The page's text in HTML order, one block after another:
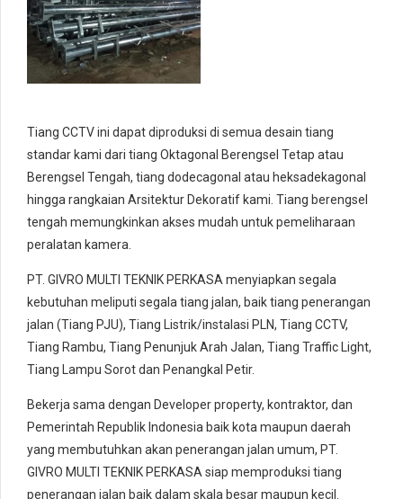
Tiang CCTV ini dapat diproduksi di semua desain tiang
standar kami dari tiang Oktagonal Berengsel Tetap atau
Berengsel Tengah, tiang dodecagonal atau heksadekagonal
hingga rangkaian Arsitektur Dekoratif kami. Tiang berengsel
tengah memungkinkan akses mudah untuk pemeliharaan
peralatan kamera.
PT. GIVRO MULTI TEKNIK PERKASA menyiapkan segala
kebutuhan meliputi segala tiang jalan, baik tiang penerangan
jalan (Tiang PJU), Tiang Listrik/instalasi PLN, Tiang CCTV,
Tiang Rambu, Tiang Penunjuk Arah Jalan, Tiang Traffic Light,
Tiang Lampu Sorot dan Penangkal Petir.
Bekerja sama dengan Developer property, kontraktor, dan
Pemerintah Republik Indonesia baik kota maupun daerah
yang membutuhkan akan penerangan jalan umum, PT.
GIVRO MULTI TEKNIK PERKASA siap memproduksi tiang
penerangan jalan baik dalam skala besar maupun kecil.